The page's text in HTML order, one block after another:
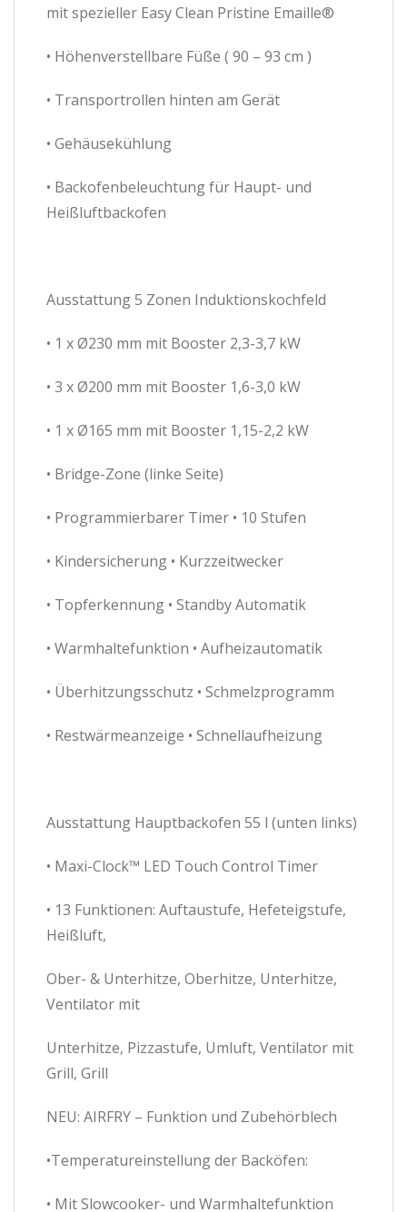
mit spezieller Easy Clean Pristine Emaille®
• Höhenverstellbare Füße ( 90 – 93 cm )
• Transportrollen hinten am Gerät
• Gehäusekühlung
• Backofenbeleuchtung für Haupt- und
Heißluftbackofen
Ausstattung 5 Zonen Induktionskochfeld
• 1 x Ø230 mm mit Booster 2,3-3,7 kW
• 3 x Ø200 mm mit Booster 1,6-3,0 kW
• 1 x Ø165 mm mit Booster 1,15-2,2 kW
• Bridge-Zone (linke Seite)
• Programmierbarer Timer • 10 Stufen
• Kindersicherung • Kurzzeitwecker
• Topferkennung • Standby Automatik
• Warmhaltefunktion • Aufheizautomatik
• Überhitzungsschutz • Schmelzprogramm
• Restwärmeanzeige • Schnellaufheizung
Ausstattung Hauptbackofen 55 l (unten links)
• Maxi-Clock™ LED Touch Control Timer
• 13 Funktionen: Auftaustufe, Hefeteigstufe,
Heißluft,
Ober- & Unterhitze, Oberhitze, Unterhitze,
Ventilator mit
Unterhitze, Pizzastufe, Umluft, Ventilator mit
Grill, Grill
NEU: AIRFRY – Funktion und Zubehörblech
•Temperatureinstellung der Backöfen:
• Mit Slowcooker- und Warmhaltefunktion